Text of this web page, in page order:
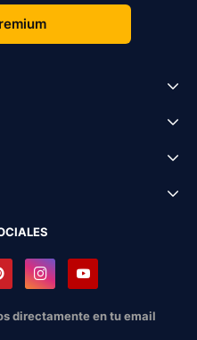
directamente en tu email